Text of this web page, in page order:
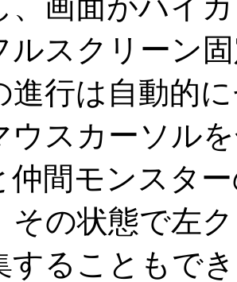
ルスクリーン
進行は自動的
ウスカーソル
仲間モンスタ
その状態で左
することもで